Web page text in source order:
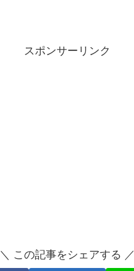
スポンサーリンク
＼ この記事をシェアする ／